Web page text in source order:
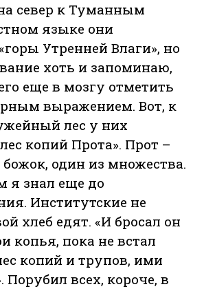
север к Туманным
языке они
Утренней Влаги», но
хоть и запоминаю,
еще в мозгу отметить
выражением. Вот, к
лес у них
копий Прота». Прот –
один из множества.
я знал еще до
Институтские не
хлеб едят. «И бросал он
копья, пока не встал
копий и трупов, ими
Порубил всех, короче, в